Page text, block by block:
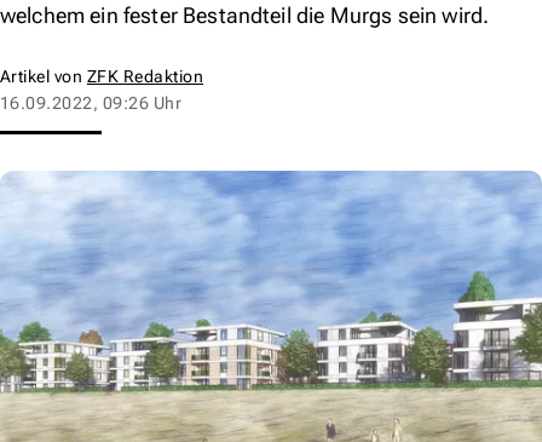
welchem ein fester Bestandteil die Murgs sein wird.
Artikel von ZFK Redaktion
16.09.2022, 09:26 Uhr